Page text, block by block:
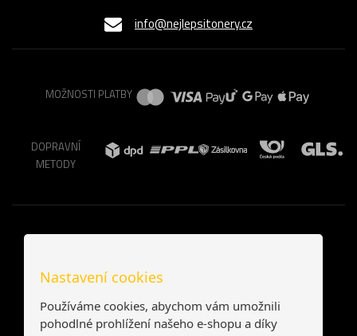
info@nejlepsitonery.cz
MOŽNOSTI PLATBY
DOPRAVNÍ
METODY
Nastavení cookies
Používáme cookies, abychom vám umožnili
pohodlné prohlížení našeho e-shopu a díky